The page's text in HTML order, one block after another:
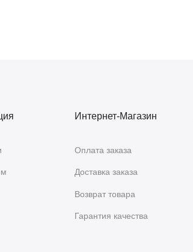
Интернет-Магазин
Оплата заказа
Доставка заказа
Возврат товара
Гарантия качества